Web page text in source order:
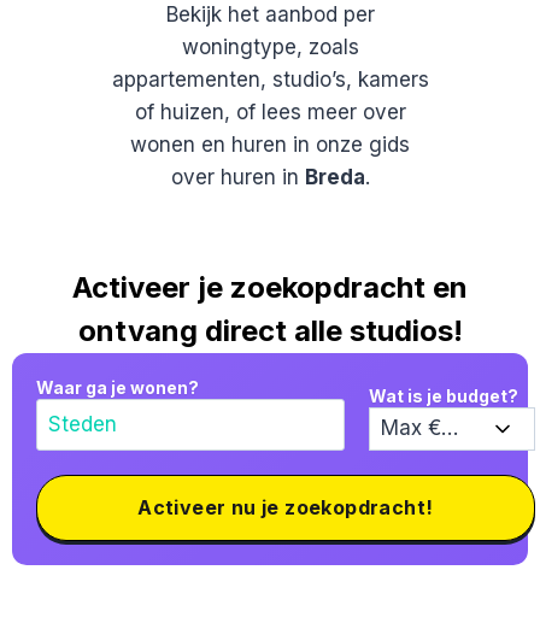
Bekijk het aanbod per
woningtype, zoals
appartementen, studio’s, kamers
of huizen, of lees meer over
wonen en huren in onze gids
over huren in Breda.
Activeer je zoekopdracht en
ontvang direct alle studios!
Waar ga je wonen? Wat is je budget?
Activeer nu je zoekopdracht!